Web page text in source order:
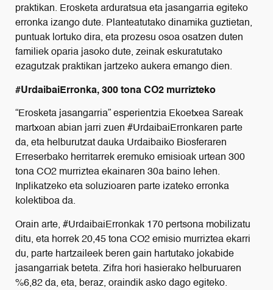
praktikan. Erosketa arduratsua eta jasangarria egiteko
erronka izango dute. Planteatutako dinamika guztietan,
puntuak lortuko dira, eta prozesu osoa osatzen duten
familiek oparia jasoko dute, zeinak eskuratutako
ezagutzak praktikan jartzeko aukera emango dien.
#UrdaibaiErronka, 300 tona CO2 murrizteko
“Erosketa jasangarria” esperientzia Ekoetxea Sareak
martxoan abian jarri zuen #UrdaibaiErronkaren parte
da, eta helburutzat dauka Urdaibaiko Biosferaren
Erreserbako herritarrek eremuko emisioak urtean 300
tona CO2 murriztea ekainaren 30a baino lehen.
Inplikatzeko eta soluzioaren parte izateko erronka
kolektiboa da.
Orain arte, #UrdaibaiErronkak 170 pertsona mobilizatu
ditu, eta horrek 20,45 tona CO2 emisio murriztea ekarri
du, parte hartzaileek beren gain hartutako jokabide
jasangarriak beteta. Zifra hori hasierako helburuaren
%6,82 da, eta, beraz, oraindik asko dago egiteko.